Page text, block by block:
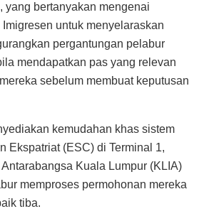
yang bertanyakan mengenai
untuk menyelaraskan
pergantungan pelabur
mendapatkan pas yang relevan
sebelum membuat keputusan
kemudahan khas sistem
Ekspatriat (ESC) di Terminal 1,
Kuala Lumpur (KLIA)
memproses permohonan mereka
tiba.